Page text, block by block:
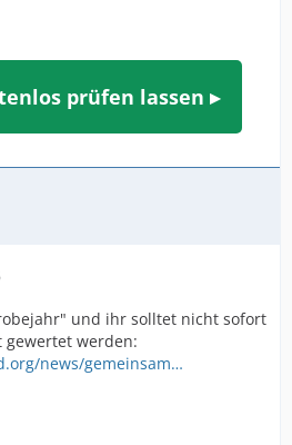
prüfen lassen ▸
und ihr solltet nicht sofort
gewertet werden:
news/gemeinsam…